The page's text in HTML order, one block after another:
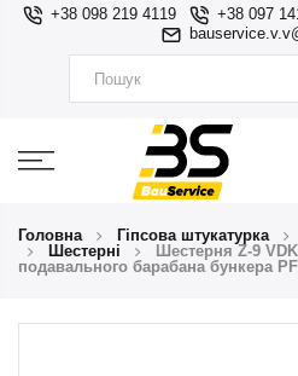
+38 098 219 4119 +38 097
Головна Гіпсова штукатурка
Шестернi
Шестерня Z-9
подавального барабана бункера